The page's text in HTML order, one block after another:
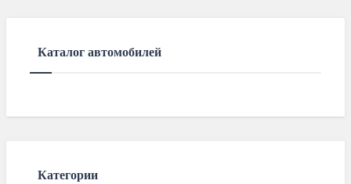
Каталог автомобилей
Категории